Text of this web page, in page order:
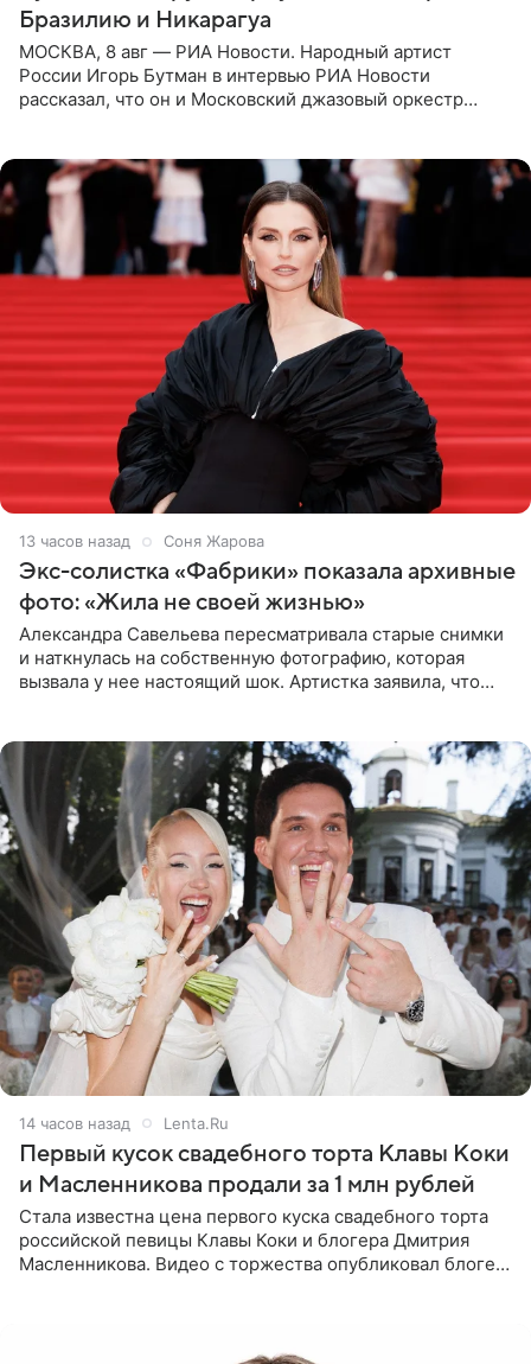
Бразилию и Никарагуа
МОСКВА, 8 авг — РИА Новости. Народный артист
России Игорь Бутман в интервью РИА Новости
рассказал, что он и Московский джазовый оркестр
13 часов назад Соня Жарова
Экс-солистка «Фабрики» показала архивные
фото: «Жила не своей жизнью»
Александра Савельева пересматривала старые снимки
и наткнулась на собственную фотографию, которая
вызвала у нее настоящий шок. Артистка заявила, что
14 часов назад Lenta.Ru
Первый кусок свадебного торта Клавы Коки
и Масленникова продали за 1 млн рублей
Стала известна цена первого куска свадебного торта
российской певицы Клавы Коки и блогера Дмитрия
Масленникова. Видео с торжества опубликовал блогер